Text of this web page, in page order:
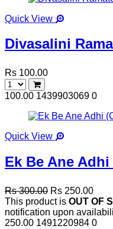
Quick View
Divasalini
Rs 100.00
100.00 1439903069 0
Quick View
Ek Be Ane
Rs 300.00 Rs 250.00
This product is OUT OF
notification upon
250.00 1491220984 0